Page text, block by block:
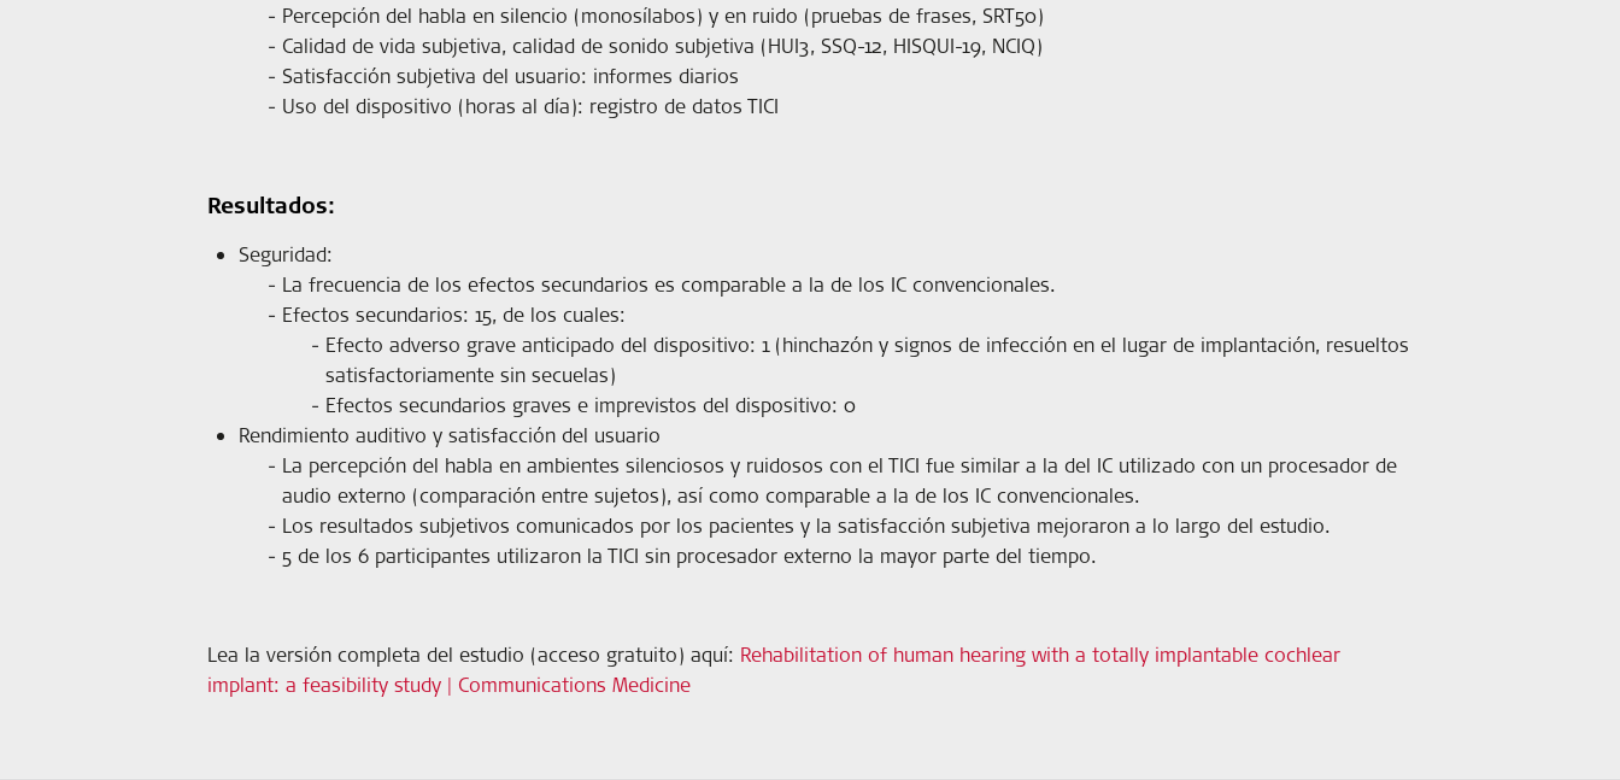
Percepción del habla en silencio (monosílabos) y en ruido (pruebas de frases, SRT50)
Calidad de vida subjetiva, calidad de sonido subjetiva (HUI3, SSQ-12, HISQUI-19, NCIQ)
Satisfacción subjetiva del usuario: informes diarios
Uso del dispositivo (horas al día): registro de datos TICI
Resultados:
Seguridad:
La frecuencia de los efectos secundarios es comparable a la de los IC convencionales.
Efectos secundarios: 15, de los cuales:
Efecto adverso grave anticipado del dispositivo: 1 (hinchazón y signos de infección en el lugar de implantación, resueltos
satisfactoriamente sin secuelas)
Efectos secundarios graves e imprevistos del dispositivo: 0
Rendimiento auditivo y satisfacción del usuario
La percepción del habla en ambientes silenciosos y ruidosos con el TICI fue similar a la del IC utilizado con un procesador de
audio externo (comparación entre sujetos), así como comparable a la de los IC convencionales.
Los resultados subjetivos comunicados por los pacientes y la satisfacción subjetiva mejoraron a lo largo del estudio.
5 de los 6 participantes utilizaron la TICI sin procesador externo la mayor parte del tiempo.
Lea la versión completa del estudio (acceso gratuito) aquí: Rehabilitation of human hearing with a totally implantable cochlear
implant: a feasibility study | Communications Medicine